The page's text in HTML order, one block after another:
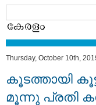
Thursday, October 10th,
കൂടത്തായി
മൂന്നു പ്രതി